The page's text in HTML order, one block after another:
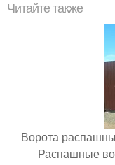
Читайте также
Ворота
Распашные